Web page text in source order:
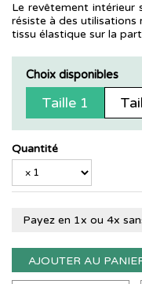
Le revêtement intérieur
résiste à des utilisations
tissu élastique sur la
Choix disponibles
Taille 1
Quantité
Payez en 1x ou 4x
AJOUTER AU